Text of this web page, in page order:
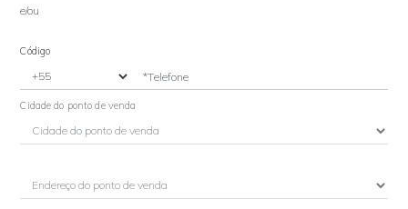
e/ou
Código
*Telefone
Cidade do ponto de venda